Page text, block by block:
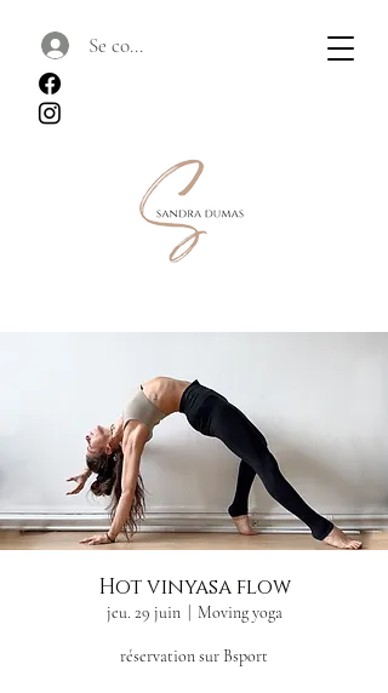
Se connecter
Hot vinyasa flow
jeu. 29 juin
  |
Moving yoga
réservation sur Bsport